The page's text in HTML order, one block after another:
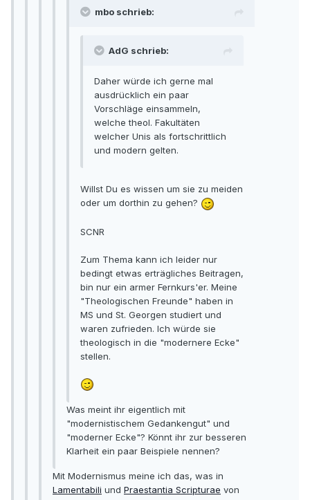
mbo schrieb:
AdG schrieb:
Daher würde ich gerne mal
ausdrücklich ein paar
Vorschläge einsammeln,
welche theol. Fakultäten
welcher Unis als fortschrittlich
und modern gelten.
Willst Du es wissen um sie zu meiden
oder um dorthin zu gehen?
SCNR
Zum Thema kann ich leider nur
bedingt etwas erträgliches Beitragen,
bin nur ein armer Fernkurs'er. Meine
"Theologischen Freunde" haben in
MS und St. Georgen studiert und
waren zufrieden. Ich würde sie
theologisch in die "modernere Ecke"
stellen.
Was meint ihr eigentlich mit
"modernistischem Gedankengut" und
"moderner Ecke"? Könnt ihr zur besseren
Klarheit ein paar Beispiele nennen?
Mit Modernismus meine ich das, was in
Lamentabili und Praestantia Scripturae von